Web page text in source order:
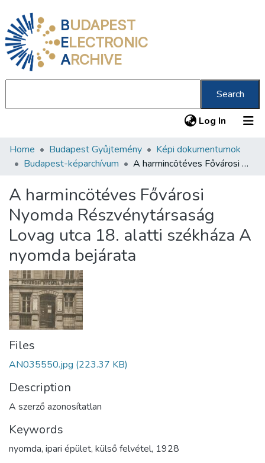
BUDAPEST
ELECTRONIC
ARCHIVE
Search
Log In (current)
Communities & Collections
Statistics
About us
Home Budapest Gyűjtemény
Képi dokumentumok
Budapest-képarchívum
A harmincötéves Fővárosi Nyomda Részvénytársaság Lovag utca 18. alatti székháza A nyomda bejárata
A harmincötéves Fővárosi
Nyomda Részvénytársaság
Lovag utca 18. alatti székháza A
nyomda bejárata
Files
AN035550.jpg (223.37 KB)
Description
A szerző azonosítatlan
Keywords
nyomda, ipari épület, külső felvétel, 1928